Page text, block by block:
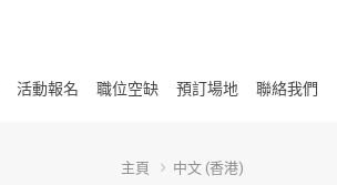
活動報名 職位空缺 預訂場地 聯絡我們
主頁 中文 (香港)